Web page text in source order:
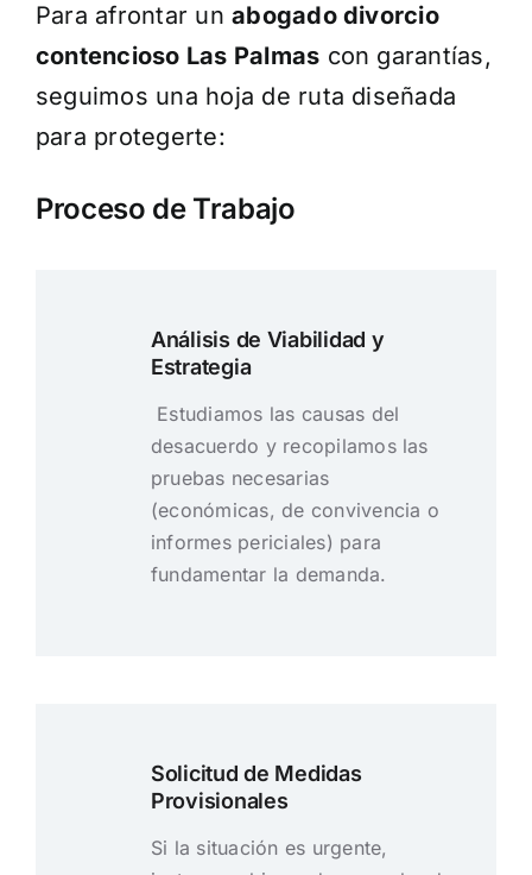
Para afrontar unabogado divorcio
contencioso Las Palmas con garantías,
seguimos una hoja de ruta diseñada
para protegerte:
Proceso de Trabajo
Análisis de Viabilidad y
Estrategia
Estudiamos las causas del
desacuerdo y recopilamos las
pruebas necesarias
(económicas, de convivencia o
informes periciales) para
fundamentar la demanda.
Solicitud de Medidas
Provisionales
Si la situación es urgente,